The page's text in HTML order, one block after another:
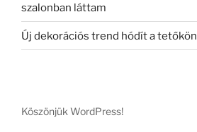
szalonban láttam
Új dekorációs trend hódít a tetőkön
Köszönjük WordPress!